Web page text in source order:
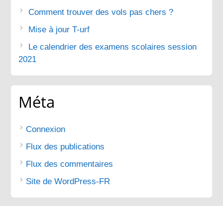
Comment trouver des vols pas chers ?
Mise à jour T-urf
Le calendrier des examens scolaires session
2021
Méta
Connexion
Flux des publications
Flux des commentaires
Site de WordPress-FR